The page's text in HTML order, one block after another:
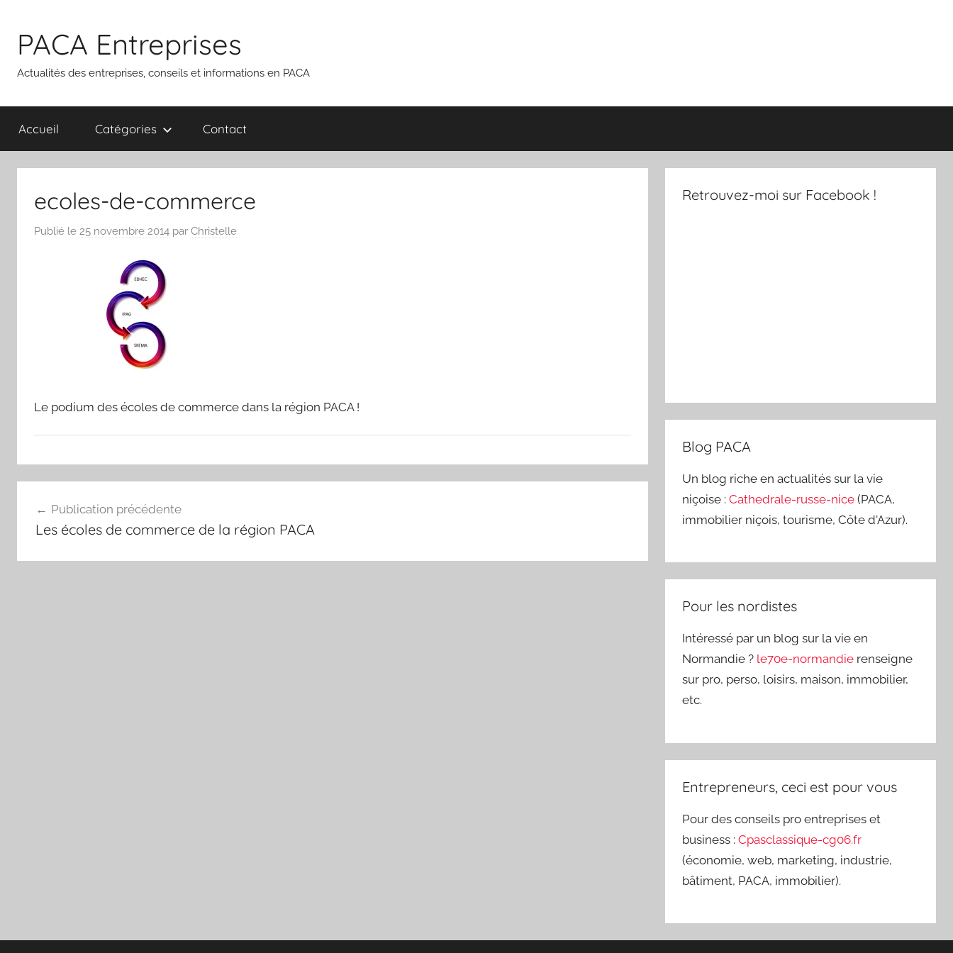
contenu
PACA Entreprises
Actualités des entreprises, conseils et informations en PACA
Accueil Catégories Contact
ecoles-de-commerce
Publié le 25 novembre 2014 par Christelle
Le podium des écoles de commerce dans la région PACA !
de
Publication précédente
Les écoles de commerce de la région PACA
Retrouvez-moi sur Facebook !
Blog PACA
Un blog riche en actualités sur la vie
niçoise :Cathedrale-russe-nice(PACA,
immobilier niçois, tourisme, Côte d'Azur).
Pour les nordistes
Intéressé par un blog sur la vie en
Normandie ? le70e-normandie renseigne
sur pro, perso, loisirs, maison, immobilier,
etc.
Entrepreneurs, ceci est pour vous
Pour des conseils pro entreprises et
business :Cpasclassique-cg06.fr
(économie, web, marketing, industrie,
bâtiment, PACA, immobilier).